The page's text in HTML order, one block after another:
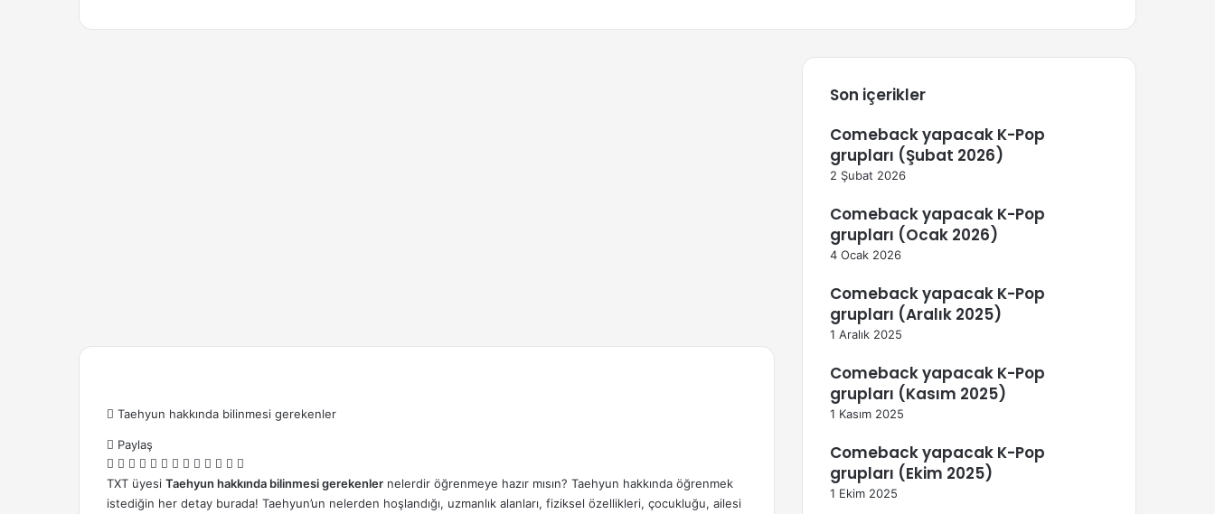
Taehyun hakkında bilinmesi gerekenler
Paylaş
Facebook
X LinkedIn
Tumblr
Pinterest
Reddit
Skype
Messenger
Messenger
WhatsApp
Telegram
Email
ile
gönder
TXT üyesi Taehyun hakkında bilinmesi gerekenler nelerdir öğrenmeye hazır mısın? Taehyun hakkında öğrenmek
istediğin her detay burada! Taehyun’un nelerden hoşlandığı, uzmanlık alanları, fiziksel özellikleri, çocukluğu, ailesi
Son içerikler
Comeback yapacak K-Pop
grupları (Şubat 2026)
2 Şubat 2026
Comeback yapacak K-Pop
grupları (Ocak 2026)
4 Ocak 2026
Comeback yapacak K-Pop
grupları (Aralık 2025)
1 Aralık 2025
Comeback yapacak K-Pop
grupları (Kasım 2025)
1 Kasım 2025
Comeback yapacak K-Pop
grupları (Ekim 2025)
1 Ekim 2025